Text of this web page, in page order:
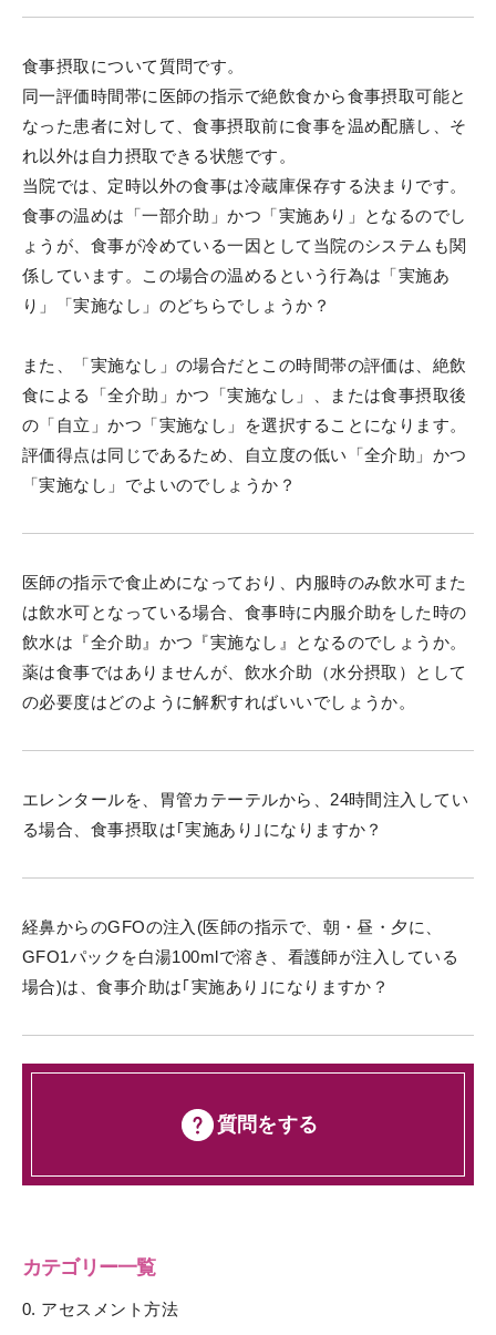
食事摂取について質問です。
同一評価時間帯に医師の指示で絶飲食から食事摂取可能と
なった患者に対して、食事摂取前に食事を温め配膳し、そ
れ以外は自力摂取できる状態です。
当院では、定時以外の食事は冷蔵庫保存する決まりです。
食事の温めは「一部介助」かつ「実施あり」となるのでし
ょうが、食事が冷めている一因として当院のシステムも関
係しています。この場合の温めるという行為は「実施あ
り」「実施なし」のどちらでしょうか？
また、「実施なし」の場合だとこの時間帯の評価は、絶飲
食による「全介助」かつ「実施なし」、または食事摂取後
の「自立」かつ「実施なし」を選択することになります。
評価得点は同じであるため、自立度の低い「全介助」かつ
「実施なし」でよいのでしょうか？
医師の指示で食止めになっており、内服時のみ飲水可また
は飲水可となっている場合、食事時に内服介助をした時の
飲水は『全介助』かつ『実施なし』となるのでしょうか。
薬は食事ではありませんが、飲水介助（水分摂取）として
の必要度はどのように解釈すればいいでしょうか。
エレンタールを、胃管カテーテルから、24時間注入してい
る場合、食事摂取は｢実施あり｣になりますか？
経鼻からのGFOの注入(医師の指示で、朝・昼・夕に、
GFO1パックを白湯100mlで溶き、看護師が注入している
場合)は、食事介助は｢実施あり｣になりますか？
質問をする
カテゴリー一覧
0. アセスメント方法